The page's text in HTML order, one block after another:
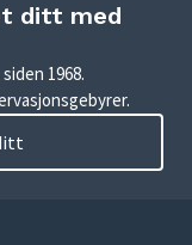
ditt med
1968.